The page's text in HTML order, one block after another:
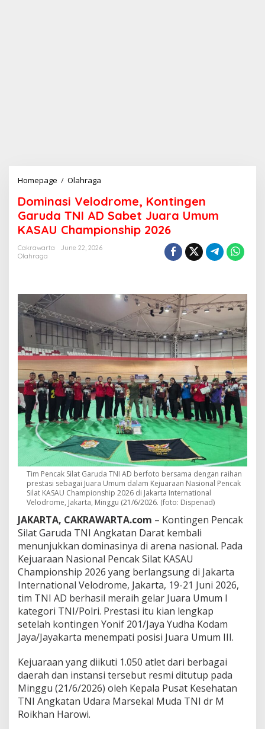
Homepage / Olahraga
m
i
n
a
s
o
r
o
m
e
,
K
o
n
t
i
n
g
e
n
G
a
r
u
a
T
N
A
D
S
a
b
e
t
J
a
r
a
U
m
Dominasi Velodrome, Kontingen
Garuda TNI AD Sabet Juara Umum
KASAU Championship 2026
Cakrawarta
June 22, 2026
Olahraga
Tim Pencak Silat Garuda TNI AD berfoto bersama dengan raihan
prestasi sebagai Juara Umum dalam Kejuaraan Nasional Pencak
Silat KASAU Championship 2026 di Jakarta International
Velodrome, Jakarta, Minggu (21/6/2026. (foto: Dispenad)
JAKARTA, CAKRAWARTA.com – Kontingen Pencak
Silat Garuda TNI Angkatan Darat kembali
menunjukkan dominasinya di arena nasional. Pada
Kejuaraan Nasional Pencak Silat KASAU
Championship 2026 yang berlangsung di Jakarta
International Velodrome, Jakarta, 19-21 Juni 2026,
tim TNI AD berhasil meraih gelar Juara Umum I
kategori TNI/Polri. Prestasi itu kian lengkap
setelah kontingen Yonif 201/Jaya Yudha Kodam
Jaya/Jayakarta menempati posisi Juara Umum III.
Kejuaraan yang diikuti 1.050 atlet dari berbagai
daerah dan instansi tersebut resmi ditutup pada
Minggu (21/6/2026) oleh Kepala Pusat Kesehatan
TNI Angkatan Udara Marsekal Muda TNI dr M
Roikhan Harowi.